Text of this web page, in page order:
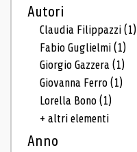
Autori
Claudia Filippazzi(1)
Fabio Guglielmi(1)
Giorgio Gazzera(1)
Giovanna Ferro(1)
Lorella Bono(1)
+ altri elementi
Anno